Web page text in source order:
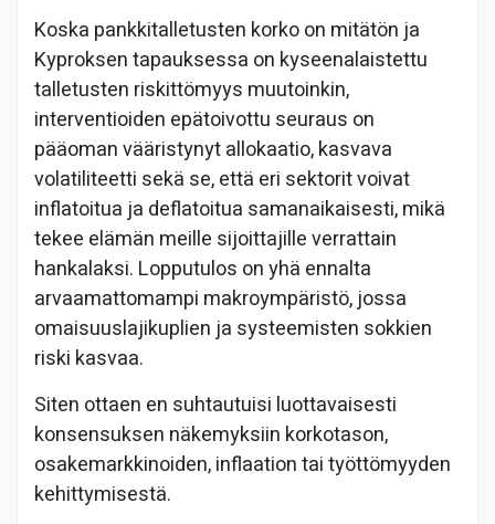
Koska pankkitalletusten korko on mitätön ja
Kyproksen tapauksessa on kyseenalaistettu
talletusten riskittömyys muutoinkin,
interventioiden epätoivottu seuraus on
pääoman vääristynyt allokaatio, kasvava
volatiliteetti sekä se, että eri sektorit voivat
inflatoitua ja deflatoitua samanaikaisesti, mikä
tekee elämän meille sijoittajille verrattain
hankalaksi. Lopputulos on yhä ennalta
arvaamattomampi makroympäristö, jossa
omaisuuslajikuplien ja systeemisten sokkien
riski kasvaa.
Siten ottaen en suhtautuisi luottavaisesti
konsensuksen näkemyksiin korkotason,
osakemarkkinoiden, inflaation tai työttömyyden
kehittymisestä.